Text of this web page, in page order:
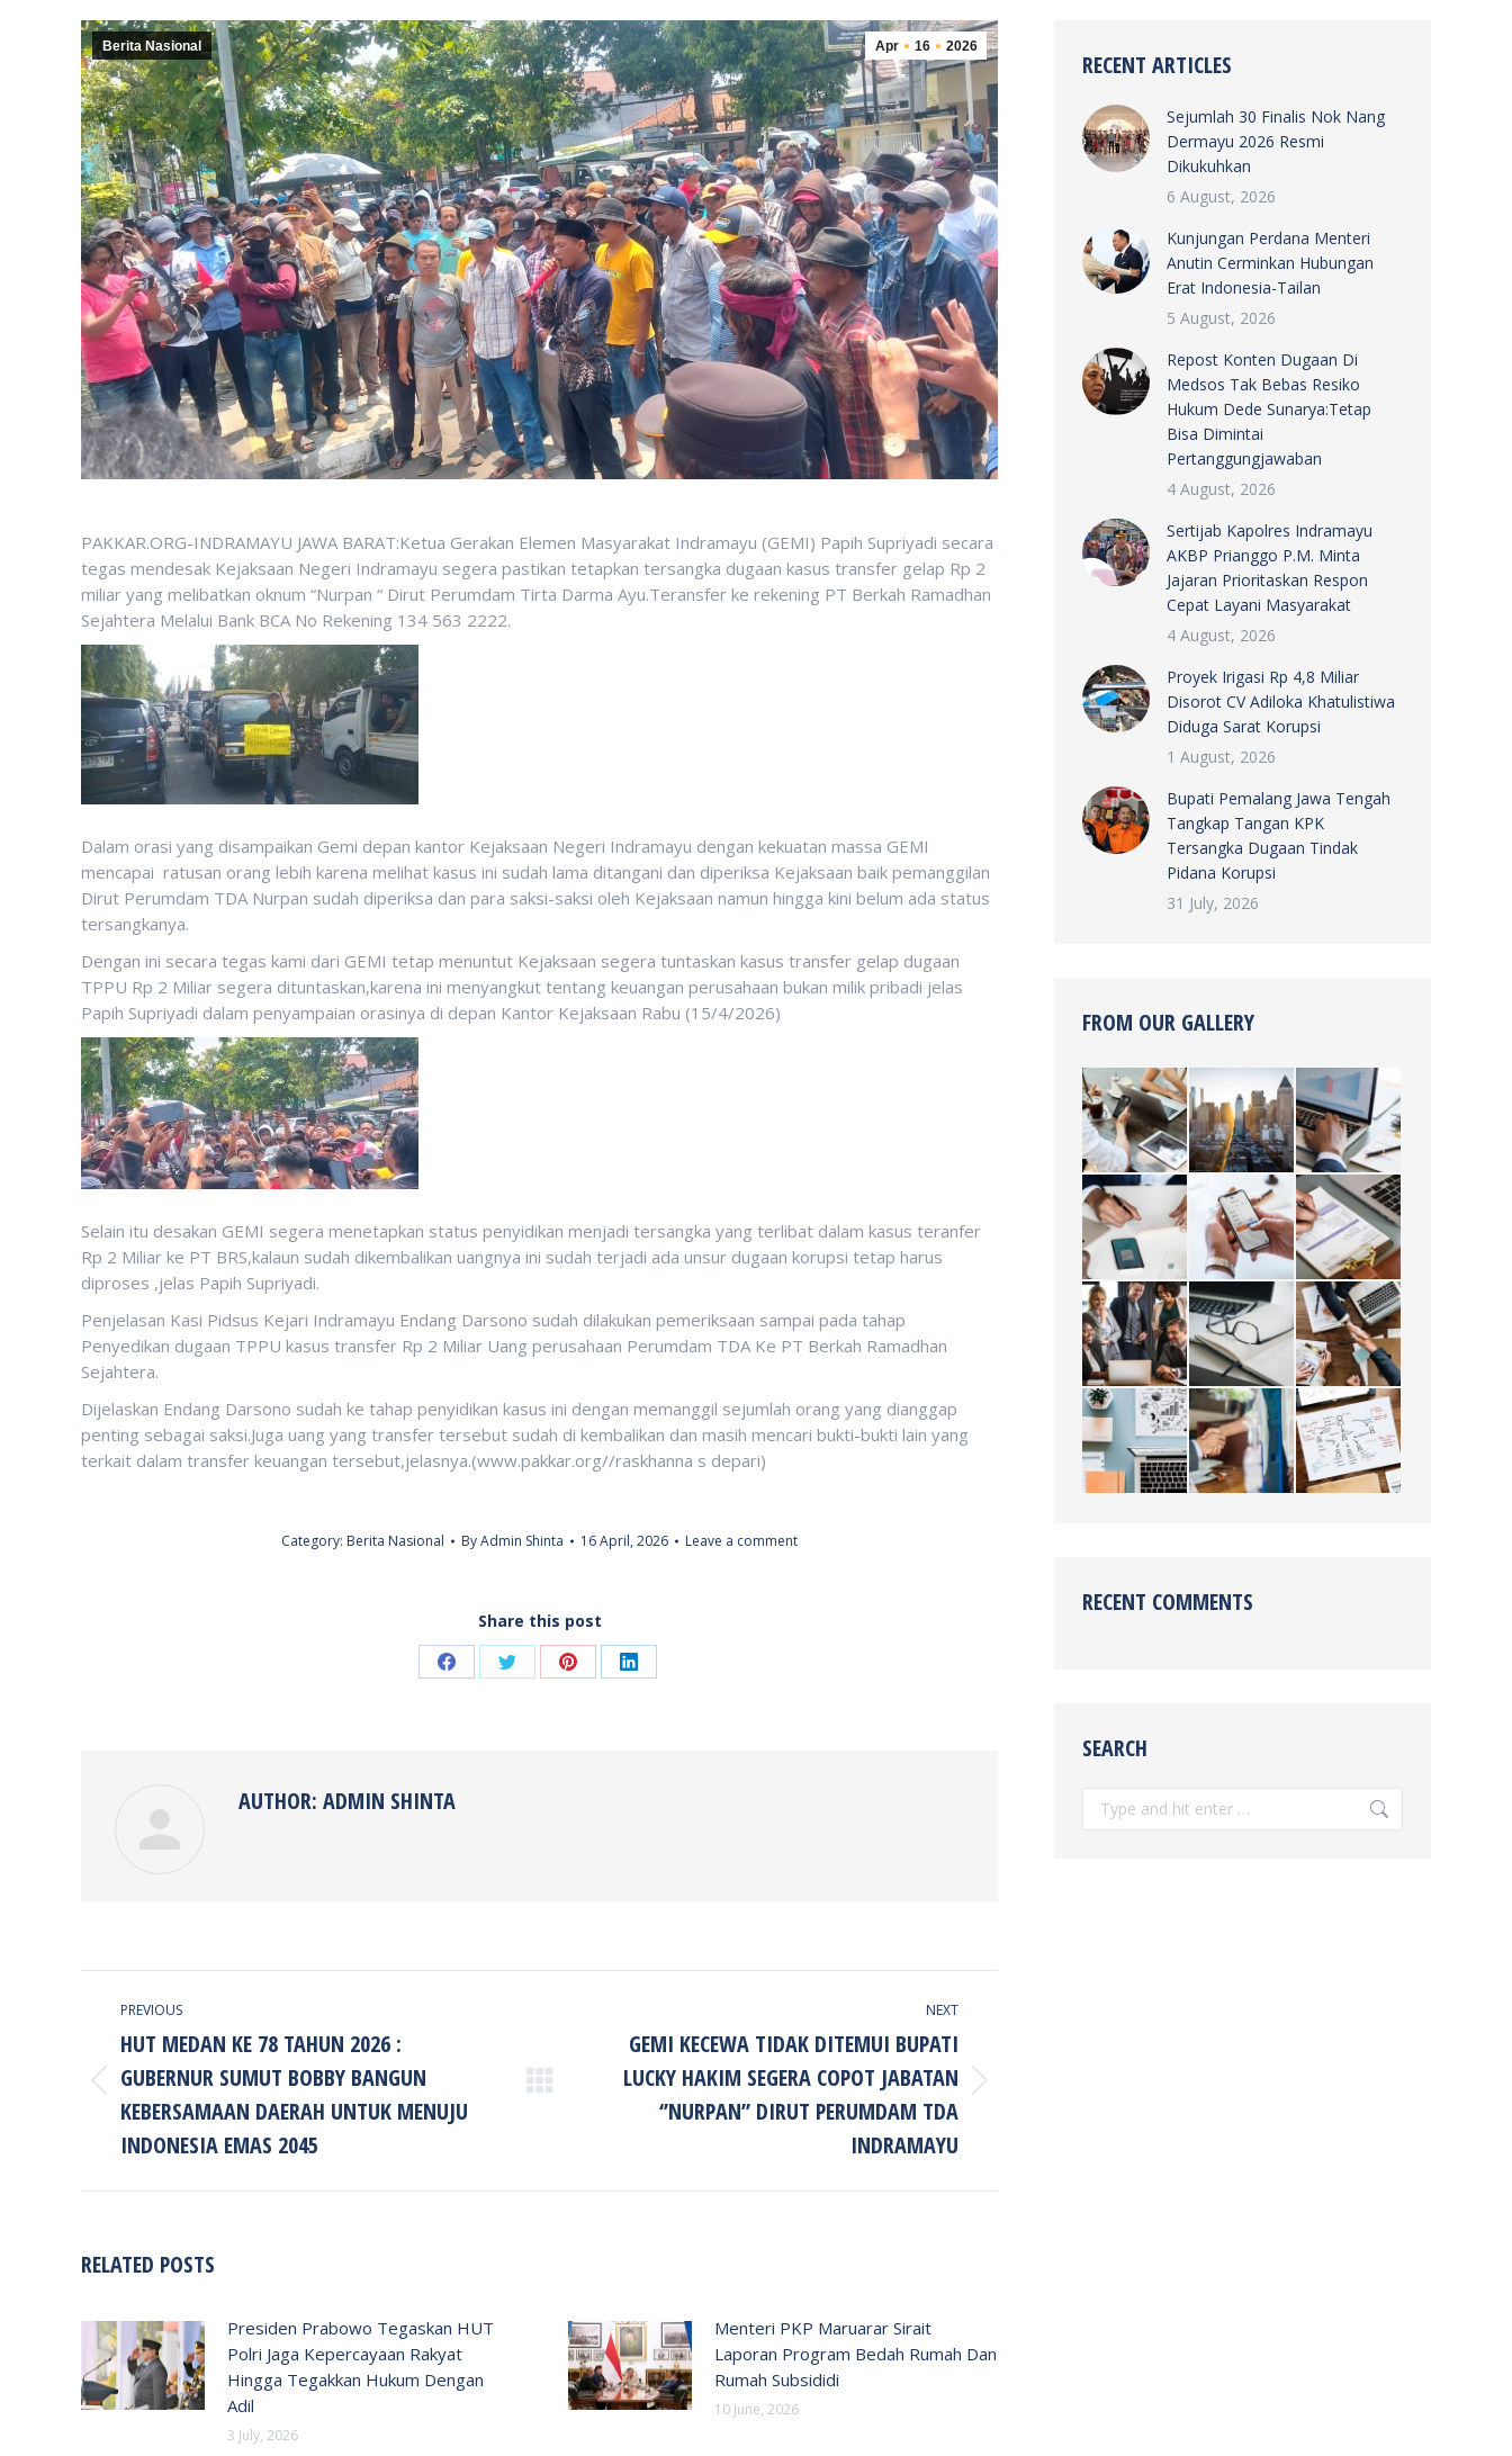
Apr 16 2026
Berita Nasional
PAKKAR.ORG-INDRAMAYU JAWA BARAT:Ketua Gerakan Elemen Masyarakat Indramayu (GEMI) Papih Supriyadi secara
tegas mendesak Kejaksaan Negeri Indramayu segera pastikan tetapkan tersangka dugaan kasus transfer gelap Rp 2
miliar yang melibatkan oknum “Nurpan “ Dirut Perumdam Tirta Darma Ayu.Teransfer ke rekening PT Berkah Ramadhan
Sejahtera Melalui Bank BCA No Rekening 134 563 2222.
Dalam orasi yang disampaikan Gemi depan kantor Kejaksaan Negeri Indramayu dengan kekuatan massa GEMI
mencapai ratusan orang lebih karena melihat kasus ini sudah lama ditangani dan diperiksa Kejaksaan baik pemanggilan
Dirut Perumdam TDA Nurpan sudah diperiksa dan para saksi-saksi oleh Kejaksaan namun hingga kini belum ada status
tersangkanya.
Dengan ini secara tegas kami dari GEMI tetap menuntut Kejaksaan segera tuntaskan kasus transfer gelap dugaan
TPPU Rp 2 Miliar segera dituntaskan,karena ini menyangkut tentang keuangan perusahaan bukan milik pribadi jelas
Papih Supriyadi dalam penyampaian orasinya di depan Kantor Kejaksaan Rabu (15/4/2026)
Selain itu desakan GEMI segera menetapkan status penyidikan menjadi tersangka yang terlibat dalam kasus teranfer
Rp 2 Miliar ke PT BRS,kalaun sudah dikembalikan uangnya ini sudah terjadi ada unsur dugaan korupsi tetap harus
diproses ,jelas Papih Supriyadi.
Penjelasan Kasi Pidsus Kejari Indramayu Endang Darsono sudah dilakukan pemeriksaan sampai pada tahap
Penyedikan dugaan TPPU kasus transfer Rp 2 Miliar Uang perusahaan Perumdam TDA Ke PT Berkah Ramadhan
Sejahtera.
Dijelaskan Endang Darsono sudah ke tahap penyidikan kasus ini dengan memanggil sejumlah orang yang dianggap
penting sebagai saksi.Juga uang yang transfer tersebut sudah di kembalikan dan masih mencari bukti-bukti lain yang
terkait dalam transfer keuangan tersebut,jelasnya.(www.pakkar.org//raskhanna s depari)
Category: Berita Nasional ByAdmin Shinta 16 April, 2026 Leave a comment
Share this post
Share Share Share Share
AUTHOR: ADMIN SHINTA
NAVIGATION
PREVIOUS
Previous
post:
HUT MEDAN KE 78 TAHUN 2026 :
GUBERNUR SUMUT BOBBY BANGUN
KEBERSAMAAN DAERAH UNTUK MENUJU
INDONESIA EMAS 2045
NEXT
Next
GEMI KECEWA TIDAK DITEMUI BUPATI
LUCKY HAKIM SEGERA COPOT JABATAN
‘’NURPAN’’ DIRUT PERUMDAM TDA
INDRAMAYU
RELATED POSTS
Presiden Prabowo Tegaskan HUT
Polri Jaga Kepercayaan Rakyat
Hingga Tegakkan Hukum Dengan
Adil
3 July, 2026
Menteri PKP Maruarar Sirait
Laporan Program Bedah Rumah Dan
Rumah Subsididi
10 June, 2026
RECENT ARTICLES
Sejumlah 30 Finalis Nok Nang
Dermayu 2026 Resmi
Dikukuhkan
6 August, 2026
Kunjungan Perdana Menteri
Anutin Cerminkan Hubungan
Erat Indonesia-Tailan
5 August, 2026
Repost Konten Dugaan Di
Medsos Tak Bebas Resiko
Hukum Dede Sunarya:Tetap
Bisa Dimintai
Pertanggungjawaban
4 August, 2026
Sertijab Kapolres Indramayu
AKBP Prianggo P.M. Minta
Jajaran Prioritaskan Respon
Cepat Layani Masyarakat
4 August, 2026
Proyek Irigasi Rp 4,8 Miliar
Disorot CV Adiloka Khatulistiwa
Diduga Sarat Korupsi
1 August, 2026
Bupati Pemalang Jawa Tengah
Tangkap Tangan KPK
Tersangka Dugaan Tindak
Pidana Korupsi
31 July, 2026
FROM OUR GALLERY
RECENT COMMENTS
SEARCH
Search: